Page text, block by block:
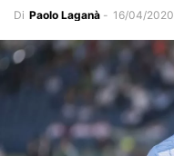
Di Paolo Laganà - 16/04/2020